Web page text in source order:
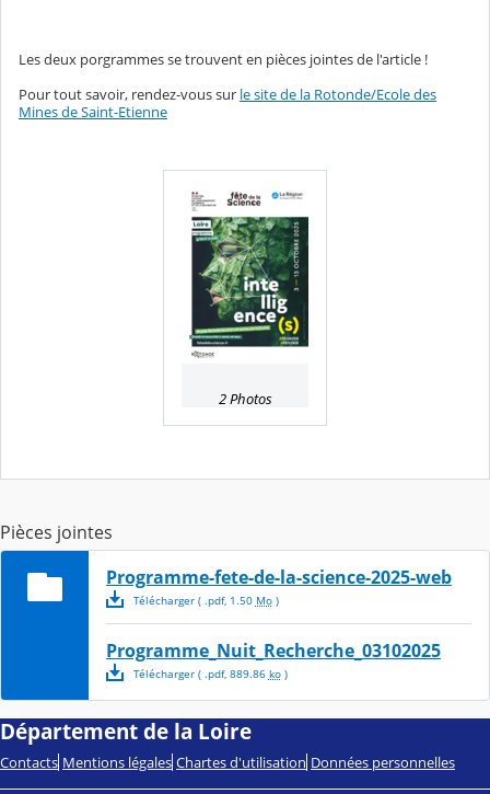
Les deux porgrammes se trouvent en pièces jointes de l'article !
Pour tout savoir, rendez-vous sur le site de la Rotonde/Ecole des
Mines de Saint-Etienne
2 Photos
Pièces jointes
Programme-fete-de-la-science-2025-web
Télécharger( .pdf, 1.50 Mo)
Programme_Nuit_Recherche_03102025
Télécharger( .pdf, 889.86 ko)
Département de la Loire
Contacts Mentions légales Chartes d'utilisation Données personnelles